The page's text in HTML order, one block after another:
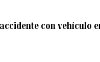
con vehículo